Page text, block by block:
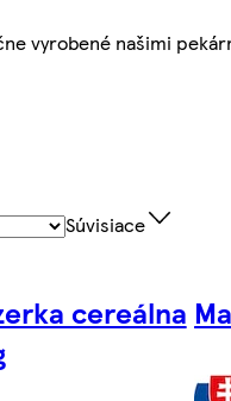
vyrobené našimi
Súvisiace
cereálna